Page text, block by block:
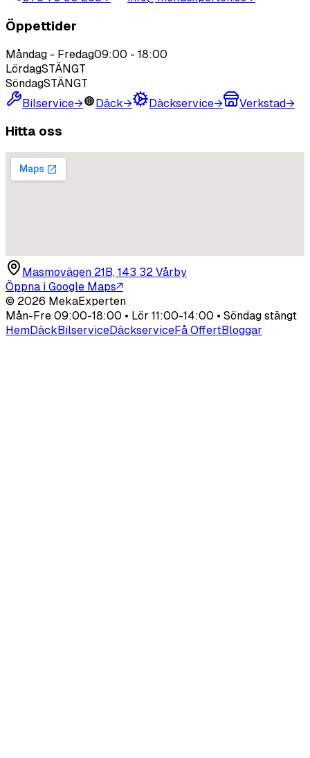
Öppettider
Måndag - Fredag09:00 - 18:00
LördagSTÄNGT
SöndagSTÄNGT
Bilservice→ Däck→ Däckservice→ Verkstad→
Hitta oss
Masmovägen 21B, 143 32 Vårby
Öppna i Google Maps↗
© 2026 MekaExperten
Mån-Fre 09:00-18:00 • Lör 11:00-14:00 • Söndag stängt
HemDäckBilserviceDäckserviceFå OffertBloggar